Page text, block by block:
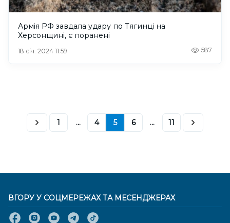
Армія РФ завдала удару по Тягинці на
Херсонщині, є поранені
18 січ. 2024 11:59 587
1 ... 4 5 6 ... 11
ВГОРУ У СОЦМЕРЕЖАХ ТА МЕСЕНДЖЕРАХ